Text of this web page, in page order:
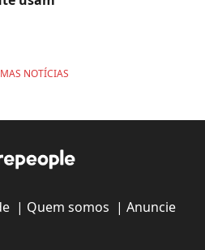
NOTÍCIAS
| Quem somos | Anuncie